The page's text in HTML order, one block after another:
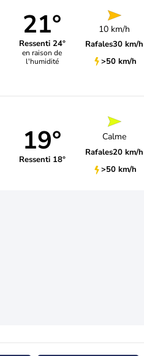
21°
Ressenti 24°
en raison de
l'humidité
10 km/h
Rafales30 km/h
>50 km/h
19°
Ressenti 18°
Calme
Rafales20 km/h
>50 km/h